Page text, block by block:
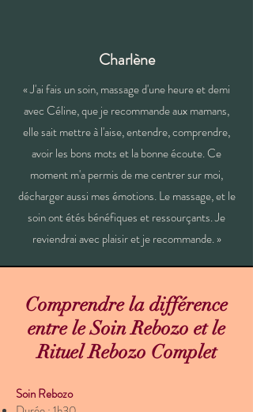
Charlène
« J'ai fais un soin, massage d'une heure et demi
avec Céline, que je recommande aux mamans,
elle sait mettre à l'aise, entendre, comprendre,
avoir les bons mots et la bonne écoute. Ce
moment m'a permis de me centrer sur moi,
décharger aussi mes émotions. Le massage, et le
soin ont étés bénéfiques et ressourçants. Je
reviendrai avec plaisir et je recommande. »
Comprendre la différence
entre le Soin Rebozo et le
Rituel Rebozo Complet
Soin Rebozo